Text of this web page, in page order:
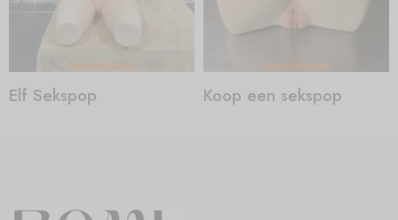
Elf Sekspop Koop een sekspop